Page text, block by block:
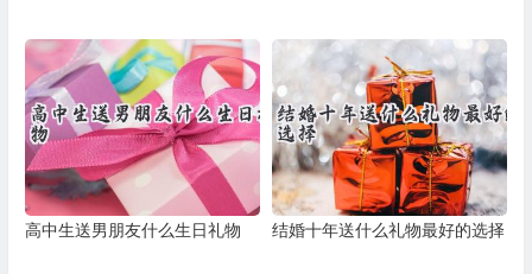
高中生送男朋友什么生日礼物 结婚十年送什么礼物最好的选择